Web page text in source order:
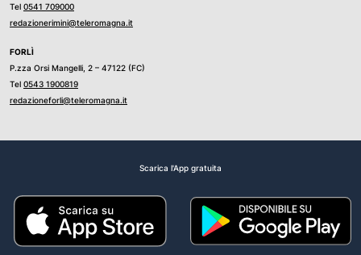
Tel 0541 709000
redazionerimini@teleromagna.it
FORLÌ
P.zza Orsi Mangelli, 2 – 47122 (FC)
Tel 0543 1900819
redazioneforli@teleromagna.it
Scarica l'App gratuita